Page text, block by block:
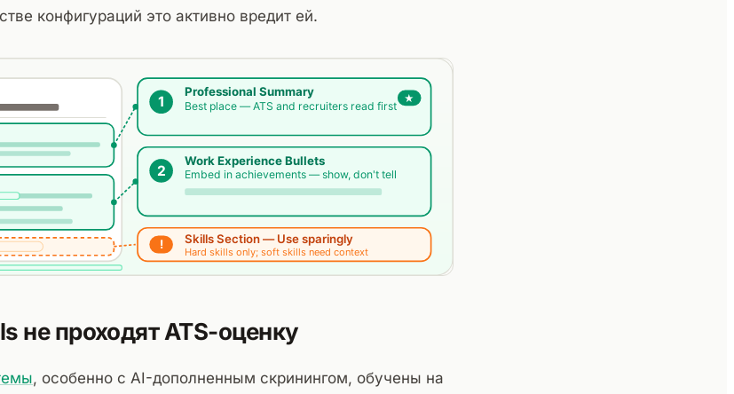
конфигураций это активно вредит ей.
не проходят ATS-оценку
, особенно с AI-дополненным скринингом, обучены на